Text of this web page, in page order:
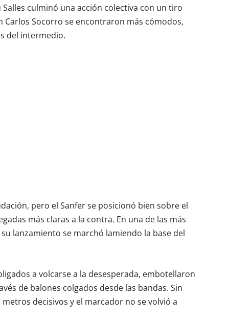
culminó una acción colectiva con un tiro
Carlos Socorro se encontraron más cómodos,
del intermedio.
pero el Sanfer se posicionó bien sobre el
más claras a la contra. En una de las más
lanzamiento se marchó lamiendo la base del
a volcarse a la desesperada, embotellaron
de balones colgados desde las bandas. Sin
decisivos y el marcador no se volvió a